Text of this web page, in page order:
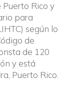
Rico y
para
según lo
de
de 120
y está
Puerto Rico.